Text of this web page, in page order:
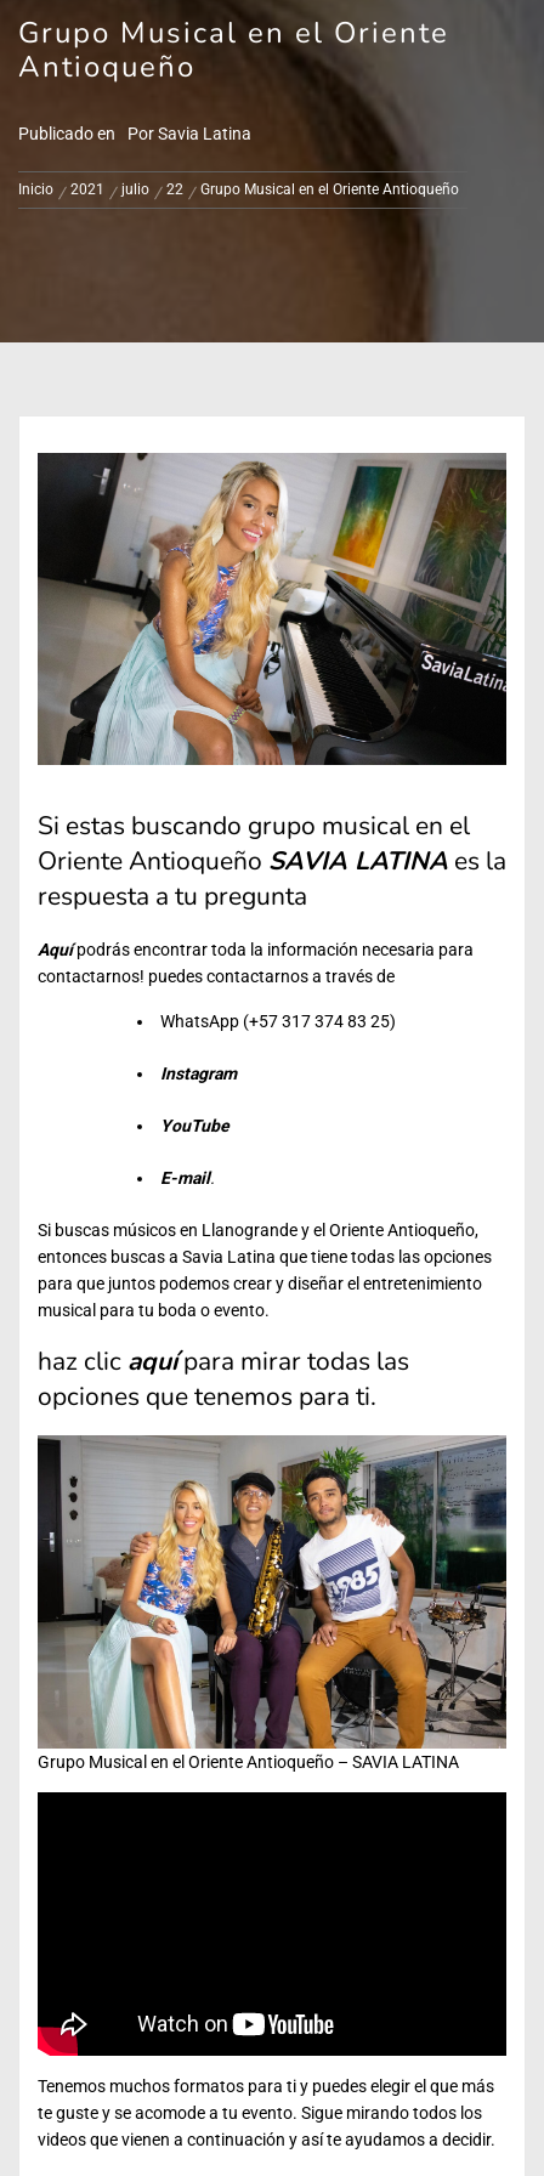
Grupo Musical en el Oriente
Antioqueño
Publicado en PorSavia Latina
Inicio 2021 julio 22 Grupo Musical en el Oriente Antioqueño
Si estas buscando grupo musical en el
Oriente Antioqueño SAVIA LATINA es la
respuesta a tu pregunta
Aquípodrás encontrar toda la información necesaria para
contactarnos! puedes contactarnos a través de
WhatsApp (+57 317 374 83 25)
Instagram
YouTube
E-mail.
Si buscas músicos en Llanogrande y el Oriente Antioqueño,
entonces buscas a Savia Latina que tiene todas las opciones
para que juntos podemos crear y diseñar el entretenimiento
musical para tu boda o evento.
haz clic aquí para mirar todas las
opciones que tenemos para ti.
Grupo Musical en el Oriente Antioqueño – SAVIA LATINA
Tenemos muchos formatos para ti y puedes elegir el que más
te guste y se acomode a tu evento. Sigue mirando todos los
videos que vienen a continuación y así te ayudamos a decidir.